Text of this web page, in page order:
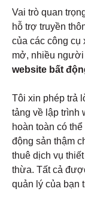
Vai trò quan
hỗ trợ truyền
của các công cụ
mở, nhiều người
website bất
Tôi xin phép trả
tảng về lập trình
hoàn toàn có
động sản thậm
thuê dịch vụ
thừa. Tất cả
quản lý của bạn